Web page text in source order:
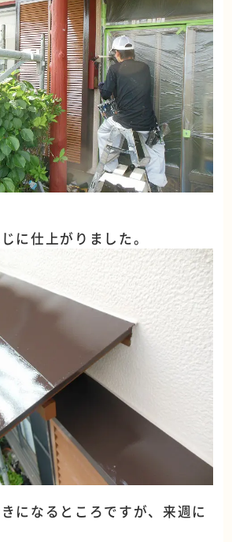
に仕上がりました。
になるところですが、来週に